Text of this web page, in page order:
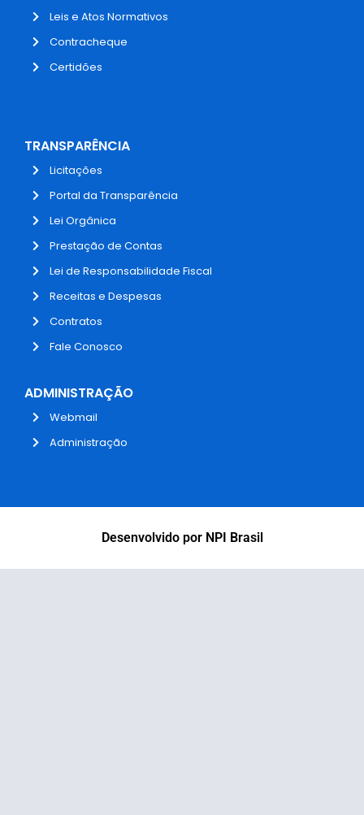
Leis e Atos Normativos
Contracheque
Certidões
TRANSPARÊNCIA
Licitações
Portal da Transparência
Lei Orgânica
Prestação de Contas
Lei de Responsabilidade Fiscal
Receitas e Despesas
Contratos
Fale Conosco
ADMINISTRAÇÃO
Webmail
Administração
Desenvolvido por NPI Brasil